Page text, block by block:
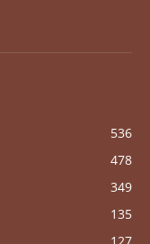
536
478
349
135